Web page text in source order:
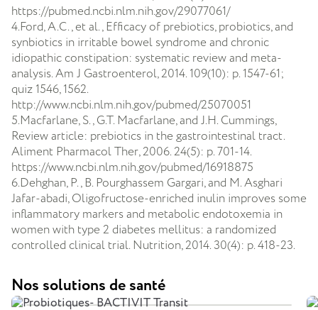
https://pubmed.ncbi.nlm.nih.gov/29077061/
4.Ford, A.C., et al., Efficacy of prebiotics, probiotics, and
synbiotics in irritable bowel syndrome and chronic
idiopathic constipation: systematic review and meta-
analysis. Am J Gastroenterol, 2014. 109(10): p. 1547-61;
quiz 1546, 1562.
http://www.ncbi.nlm.nih.gov/pubmed/25070051
5.Macfarlane, S., G.T. Macfarlane, and J.H. Cummings,
Review article: prebiotics in the gastrointestinal tract.
Aliment Pharmacol Ther, 2006. 24(5): p. 701-14.
https://www.ncbi.nlm.nih.gov/pubmed/16918875
6.Dehghan, P., B. Pourghassem Gargari, and M. Asghari
Jafar-abadi, Oligofructose-enriched inulin improves some
inflammatory markers and metabolic endotoxemia in
women with type 2 diabetes mellitus: a randomized
controlled clinical trial. Nutrition, 2014. 30(4): p. 418-23.
Nos solutions de santé